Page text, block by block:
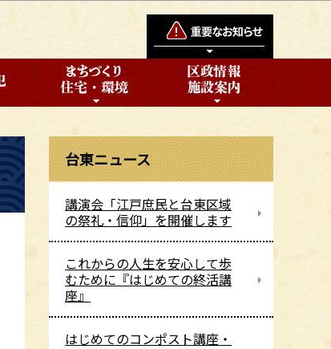
台東ニュース
講演会「江戸庶民と台東区域
の祭礼・信仰」を開催します
これからの人生を安心して歩
むために『はじめての終活講
座』
はじめてのコンポスト講座・